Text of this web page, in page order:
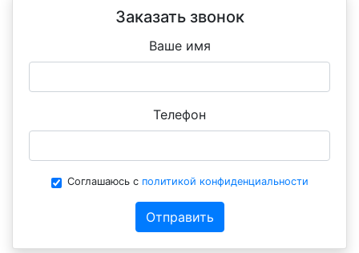
Заказать звонок
Ваше имя
Телефон
Соглашаюсь с политикой конфиденциальности
Отправить